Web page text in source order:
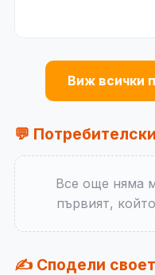
Виж всички
💬
Все още няма
първият,
✍️ Сподели